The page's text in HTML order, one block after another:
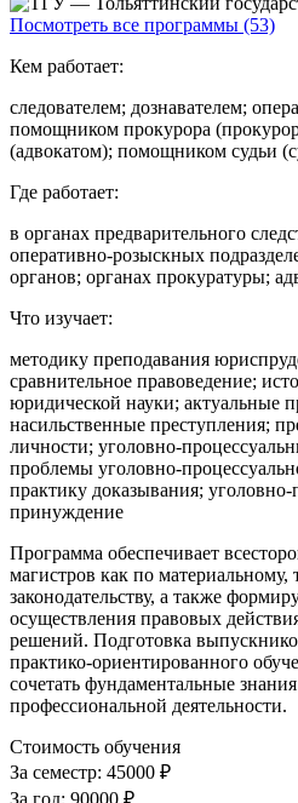
Посмотреть все программы (53)
Кем работает:
следователем; дознавателем;
помощником прокурора
(адвокатом); помощником судьи
Где работает:
в органах предварительного
оперативно-розыскных
органов; органах прокуратуры;
Что изучает:
методику преподавания
сравнительное правоведение;
юридической науки; актуальные
насильственные преступления;
личности; уголовно-
проблемы уголовно-
практику доказывания; уголовно-
принуждение
Программа обеспечивает
магистров как по материальному,
законодательству, а также
осуществления правовых
решений. Подготовка
практико-ориентированного
сочетать фундаментальные
профессиональной деятельности.
Стоимость обучения
За семестр: 45000 ₽